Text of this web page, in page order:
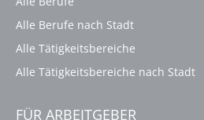
Alle Berufe nach Stadt
Alle Tätigkeitsbereiche
Alle Tätigkeitsbereiche nach Stadt
FÜR ARBEITGEBER